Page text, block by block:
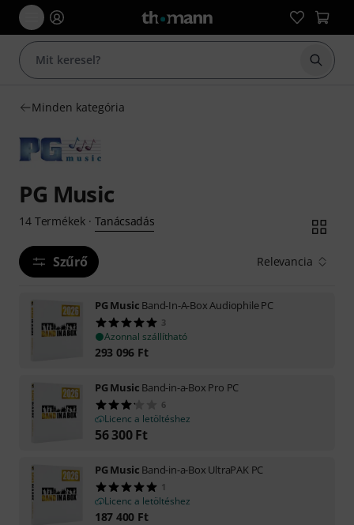
Minden kategória
PG Music
14 Termékek· Tanácsadás
Szűrő Relevancia
PG Music Band-In-A-Box Audiophile PC
3
Azonnal szállítható
293 096 Ft
PG Music Band-in-a-Box Pro PC
6
Licenc a letöltéshez
56 300 Ft
PG Music Band-in-a-Box UltraPAK PC
1
Licenc a letöltéshez
187 400 Ft